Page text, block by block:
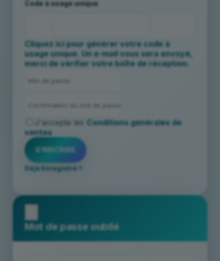
Code à usage unique
Cliquez ici pour générer votre code à
usage unique. Un e-mail vous sera envoyé,
merci de vérifier votre boîte de réception.
J'accepte les Conditions générales de
ventes
Déjà Enregistré ?
Mot de passe oublié